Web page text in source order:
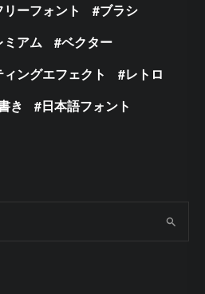
リーフォント
ブラシ
ミアム
ベクター
ィングエフェクト
レトロ
き
日本語フォント